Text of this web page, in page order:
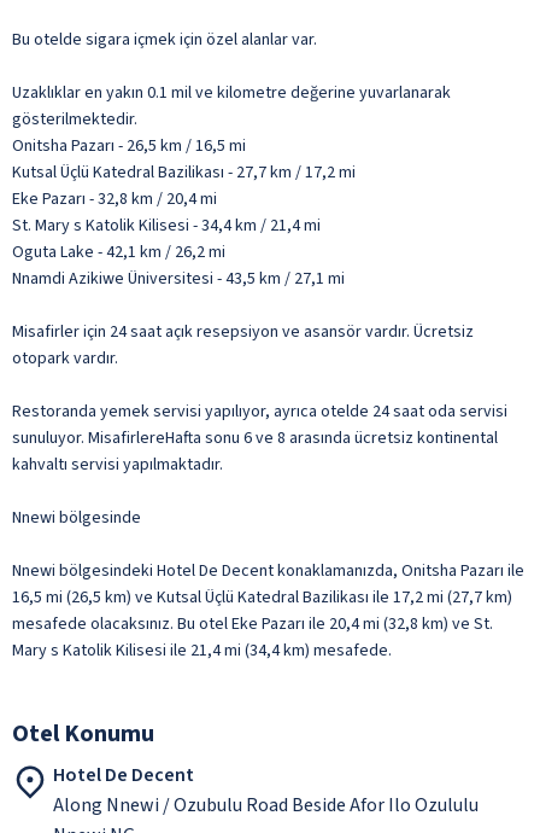
Bu otelde sigara içmek için özel alanlar var.
Uzaklıklar en yakın 0.1 mil ve kilometre değerine yuvarlanarak
gösterilmektedir.
Onitsha Pazarı - 26,5 km / 16,5 mi
Kutsal Üçlü Katedral Bazilikası - 27,7 km / 17,2 mi
Eke Pazarı - 32,8 km / 20,4 mi
St. Mary s Katolik Kilisesi - 34,4 km / 21,4 mi
Oguta Lake - 42,1 km / 26,2 mi
Nnamdi Azikiwe Üniversitesi - 43,5 km / 27,1 mi
Misafirler için 24 saat açık resepsiyon ve asansör vardır. Ücretsiz
otopark vardır.
Restoranda yemek servisi yapılıyor, ayrıca otelde 24 saat oda servisi
sunuluyor. MisafirlereHafta sonu 6 ve 8 arasında ücretsiz kontinental
kahvaltı servisi yapılmaktadır.
Nnewi bölgesinde
Nnewi bölgesindeki Hotel De Decent konaklamanızda, Onitsha Pazarı ile
16,5 mi (26,5 km) ve Kutsal Üçlü Katedral Bazilikası ile 17,2 mi (27,7 km)
mesafede olacaksınız. Bu otel Eke Pazarı ile 20,4 mi (32,8 km) ve St.
Mary s Katolik Kilisesi ile 21,4 mi (34,4 km) mesafede.
Otel Konumu
Hotel De Decent
Along Nnewi / Ozubulu Road Beside Afor Ilo Ozululu